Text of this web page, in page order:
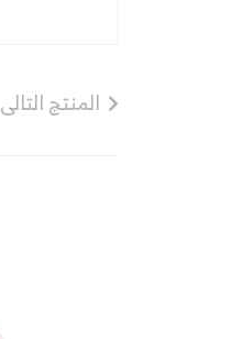
المنتج التالى